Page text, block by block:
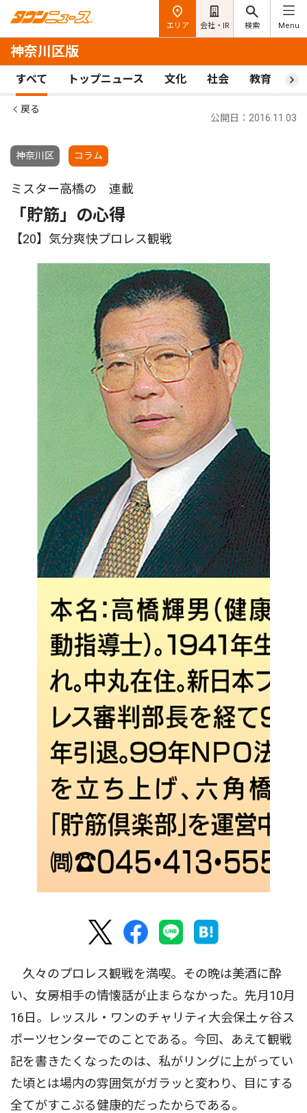
エリア 会社・IR 検索 Menu
神奈川区版
すべて トップニュース 文化 社会 教育 ス
戻る
神奈川区 コラム
公開日：2016.11.03
ミスター高橋の 連載
「貯筋」の心得
【20】気分爽快プロレス観戦
久々のプロレス観戦を満喫。その晩は美酒に酔
い、女房相手の情懐話が止まらなかった。先月10月
16日。レッスル・ワンのチャリティ大会保土ヶ谷ス
ポーツセンターでのことである。今回、あえて観戦
記を書きたくなったのは、私がリングに上がってい
た頃とは場内の雰囲気がガラッと変わり、目にする
全てがすこぶる健康的だったからである。